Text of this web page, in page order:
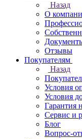
Назад
О
Отзывы
Покупателям
Назад
Условия
Условия
Гарантия
Сервис и
Блог
Вопрос-